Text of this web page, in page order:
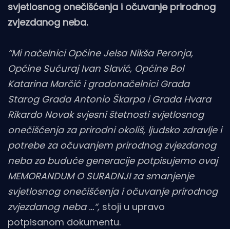
svjetlosnog onečišćenja i očuvanje prirodnog
zvjezdanog neba.
“Mi načelnici Općine Jelsa Nikša Peronja,
Općine Sućuraj Ivan Slavić, Općine Bol
Katarina Marčić i gradonačelnici Grada
Starog Grada Antonio Škarpa i Grada Hvara
Rikardo Novak svjesni štetnosti svjetlosnog
onečišćenja za prirodni okoliš, ljudsko zdravlje i
potrebe za očuvanjem prirodnog zvjezdanog
neba za buduće generacije potpisujemo ovaj
MEMORANDUM O SURADNJI za smanjenje
svjetlosnog onečišćenja i očuvanje prirodnog
zvjezdanog neba …“, stoji u upravo
potpisanom dokumentu.